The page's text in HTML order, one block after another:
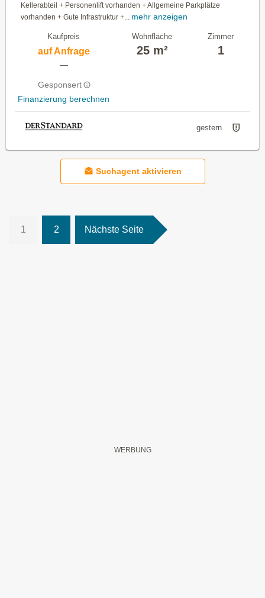
Kellerabteil + Personenlift vorhanden + Allgemeine Parkplätze
vorhanden + Gute Infrastruktur +...
mehr anzeigen
Kaufpreis
auf Anfrage
—
Gesponsert
Finanzierung berechnen
Wohnfläche
25 m²
Zimmer
1
gestern
Suchagent aktivieren
1 2 Nächste Seite